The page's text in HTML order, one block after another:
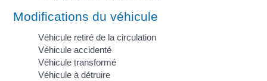
Modifications du véhicule
Véhicule retiré de la circulation
Véhicule accidenté
Véhicule transformé
Véhicule à détruire